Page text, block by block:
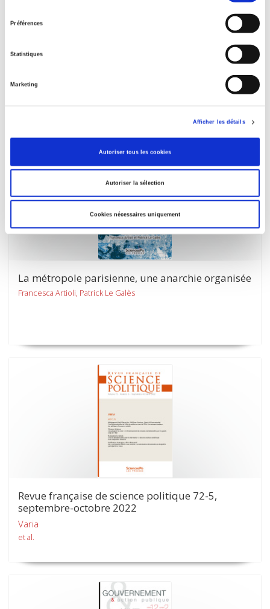
Préférences
Statistiques
Marketing
Afficher les détails
Autoriser tous les cookies
Autoriser la sélection
Cookies nécessaires uniquement
Gouvernement et action publique 12-3, juillet-
Etats, savoirs experts et sécurité
La métropole parisienne, une anarchie organisée
Francesca Artioli, Patrick Le Galès
Revue française de science politique 72-5,
septembre-octobre 2022
Varia
et al.